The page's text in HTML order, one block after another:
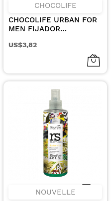
CHOCOLIFE
CHOCOLIFE URBAN FOR
MEN FIJADOR
FUERTE
US$3,82
NOUVELLE